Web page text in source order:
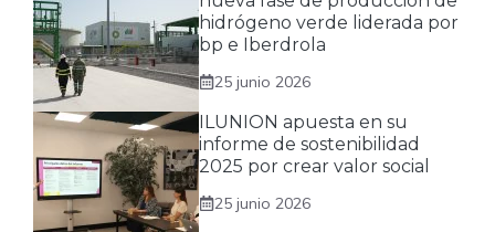
hidrógeno verde liderada por
bp e Iberdrola
25 junio 2026
ILUNION apuesta en su
informe de sostenibilidad
2025 por crear valor social
25 junio 2026